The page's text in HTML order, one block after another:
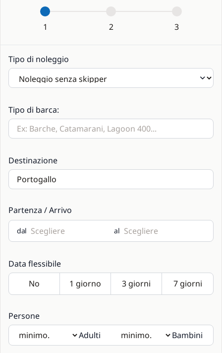
1 2 3
Tipo di noleggio
Tipo di barca:
Destinazione
Partenza / Arrivo
dal al
Data flessibile
Persone
Adulti
Bambini